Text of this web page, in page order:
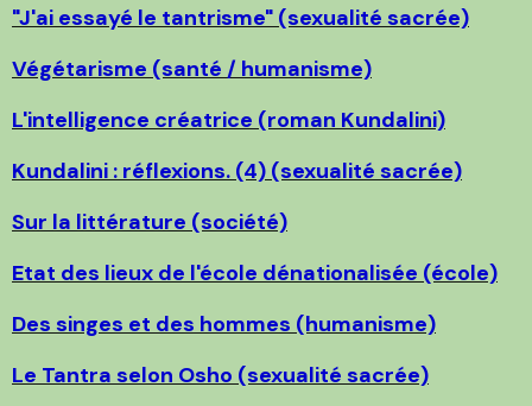
"J'ai essayé le tantrisme" (sexualité sacrée)
Végétarisme (santé / humanisme)
L'intelligence créatrice (roman Kundalini)
Kundalini : réflexions. (4) (sexualité sacrée)
Sur la littérature (société)
Etat des lieux de l'école dénationalisée (école)
Des singes et des hommes (humanisme)
Le Tantra selon Osho (sexualité sacrée)